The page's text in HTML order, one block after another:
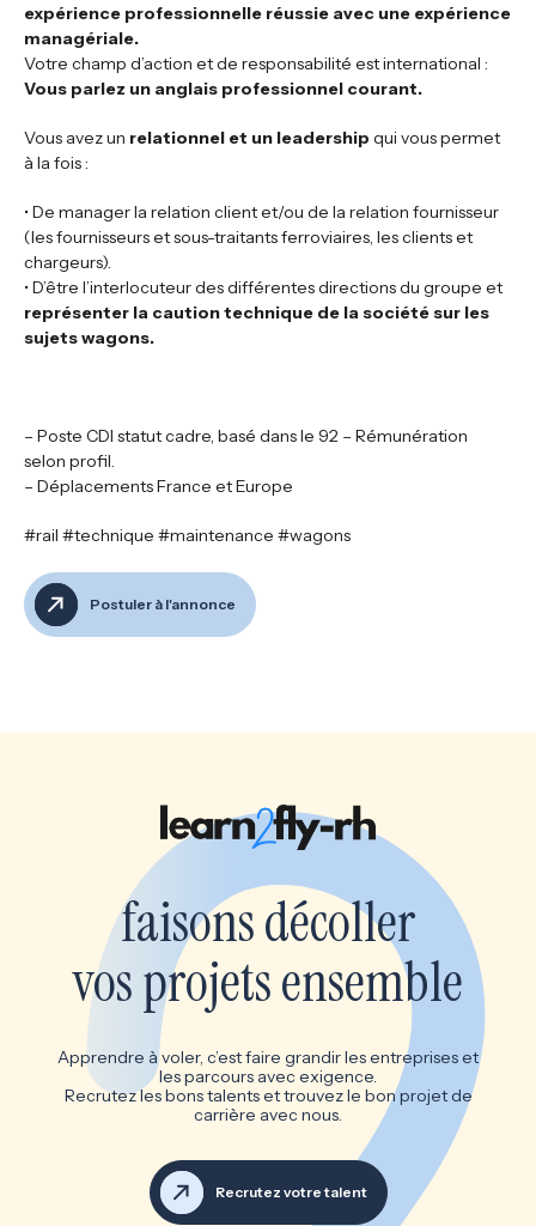
expérience professionnelle réussie avec une expérience
managériale.
Votre champ d’action et de responsabilité est international :
Vous parlez un anglais professionnel courant.
Vous avez un relationnel et un leadership qui vous permet
à la fois :
• De manager la relation client et/ou de la relation fournisseur
(les fournisseurs et sous-traitants ferroviaires, les clients et
chargeurs).
• D’être l’interlocuteur des différentes directions du groupe et
représenter la caution technique de la société sur les
sujets wagons.
– Poste CDI statut cadre, basé dans le 92 – Rémunération
selon profil.
– Déplacements France et Europe
#rail #technique #maintenance #wagons
Postuler à l'annonce
faisons décoller
vos projets ensemble
Apprendre à voler, c’est faire grandir les entreprises et
les parcours avec exigence.
Recrutez les bons talents et trouvez le bon projet de
carrière avec nous.
Recrutez votre talent